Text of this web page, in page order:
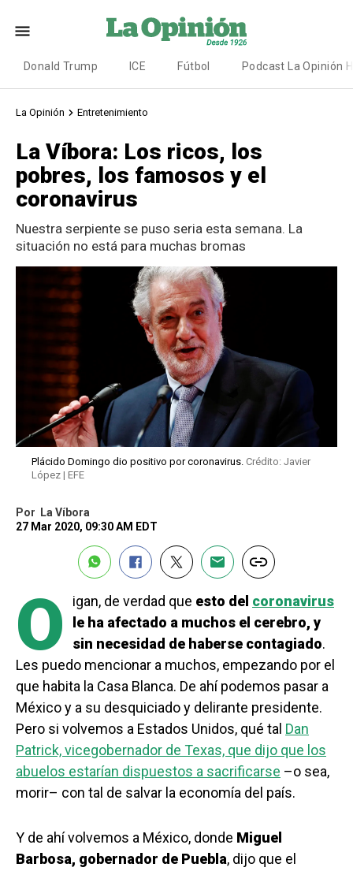
Donald Trump ICE Fútbol Podcast La Opinión
La Opinión Entretenimiento
La Víbora: Los ricos, los
pobres, los famosos y el
coronavirus
Nuestra serpiente se puso seria esta semana. La
situación no está para muchas bromas
Plácido Domingo dio positivo por coronavirus. Crédito: Javier
López | EFE
Por
La Víbora
27 Mar 2020, 09:30 AM EDT
O igan, de verdad que esto del coronavirus
le ha afectado a muchos el cerebro, y
sin necesidad de haberse contagiado.
Les puedo mencionar a muchos, empezando por el
que habita la Casa Blanca. De ahí podemos pasar a
México y a su desquiciado y delirante presidente.
Pero si volvemos a Estados Unidos, qué tal Dan
Patrick, vicegobernador de Texas, que dijo que los
abuelos estarían dispuestos a sacrificarse –o sea,
morir– con tal de salvar la economía del país.
Y de ahí volvemos a México, donde Miguel
Barbosa, gobernador de Puebla, dijo que el